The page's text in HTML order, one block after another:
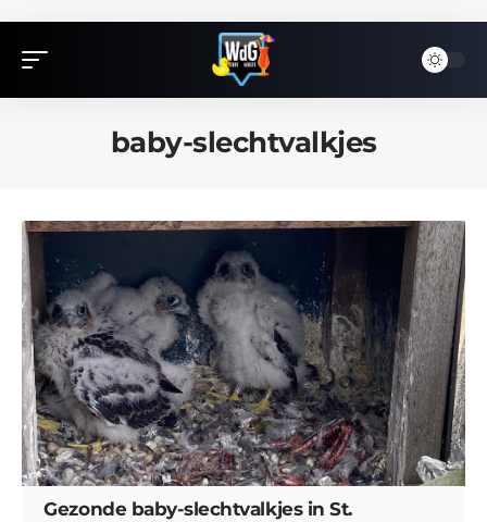
baby-slechtvalkjes
Gezonde baby-slechtvalkjes in St.